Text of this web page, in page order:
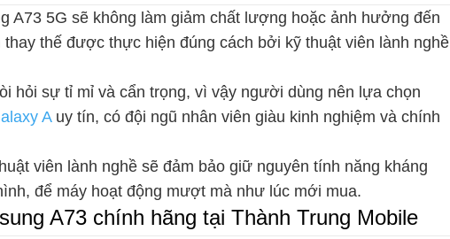
A73 5G sẽ không làm giảm chất lượng hoặc ảnh hưởng đến
thế được thực hiện đúng cách bởi kỹ thuật viên lành nghề
hỏi sự tỉ mỉ và cẩn trọng, vì vậy người dùng nên lựa chọn
Auy tín, có đội ngũ nhân viên giàu kinh nghiệm và chính
viên lành nghề sẽ đảm bảo giữ nguyên tính năng kháng
để máy hoạt động mượt mà như lúc mới mua.
A73 chính hãng tại Thành Trung Mobile